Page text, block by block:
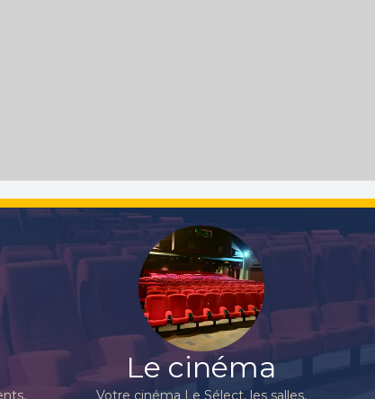
Le cinéma
Votre cinéma Le Sélect, les salles,